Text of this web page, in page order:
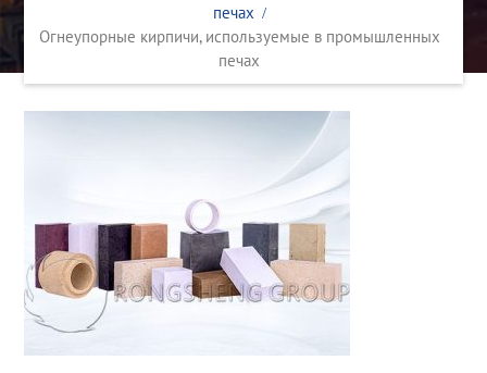
печах
Огнеупорные кирпичи, используемые в промышленных
печах